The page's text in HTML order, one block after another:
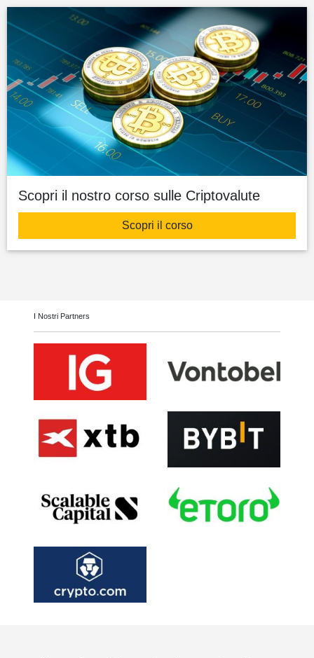
Scopri il nostro corso sulle Criptovalute
Scopri il corso
I Nostri Partners